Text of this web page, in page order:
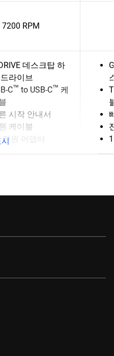
7200 RPM
데스크탑 하
라이브
C™ to USB-C™ 케
시작 안내서
케이블
전원 어댑터